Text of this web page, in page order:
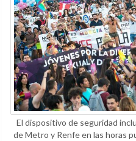
El dispositivo de seguridad
de Metro y Renfe en las horas